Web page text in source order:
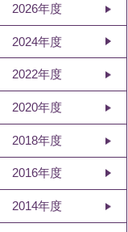
2026年度
2024年度
2022年度
2020年度
2018年度
2016年度
2014年度